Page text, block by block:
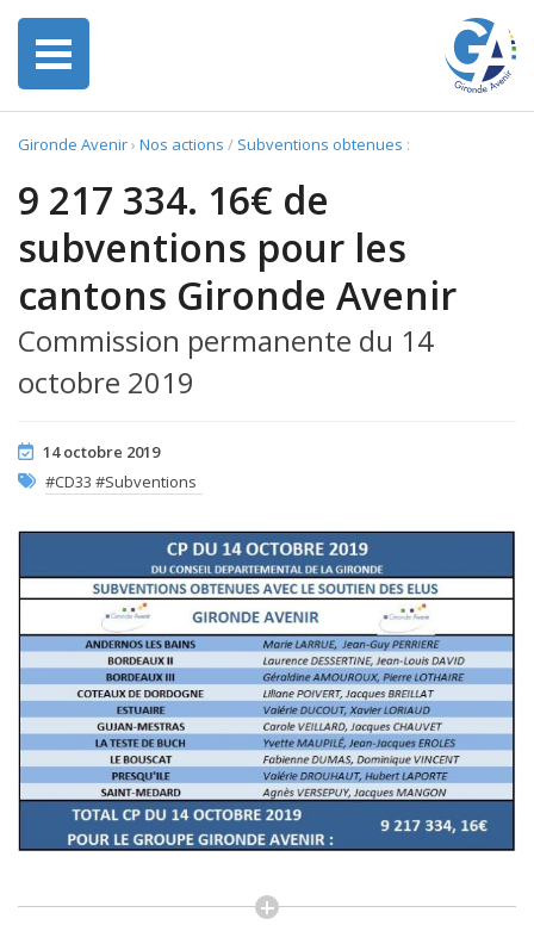
Gironde Avenir› Nos actions / Subventions obtenues :
9 217 334. 16€ de
subventions pour les
cantons Gironde Avenir
Commission permanente du 14
octobre 2019
14 octobre 2019
#CD33 #Subventions